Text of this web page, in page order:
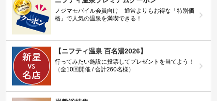
ノジマモバイル会員向け 通常よりもお得な「特別価
格」で人気の温泉を満喫できる！
【ニフティ温泉 百名湯2026】
行ってみたい施設に投票してプレゼントを当てよう！
（全10回開催 / 合計260名様）